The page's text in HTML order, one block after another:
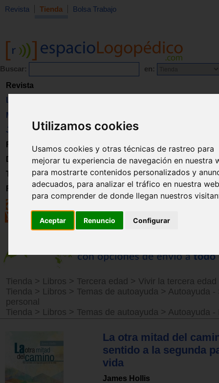
Utilizamos cookies
Usamos cookies y otras técnicas de rastreo para
mejorar tu experiencia de navegación en nuestra
para mostrarte contenidos personalizados y
adecuados, para analizar el tráfico en nuestra
para comprender de donde llegan nuestros
Aceptar Renuncio Configurar
Revista Tienda Bolsa Trabajo
Buscar: en:
Revista
Libros
Material
Juguetes
Formación
Directorio
Trabajo
Registro
Tienda > Libros > Tercera edad > Vivir la tercera edad
Tienda > Libros > Temas de autoayuda > Autoayuda -
personal
Tienda > Libros > Temas de autoayuda > Autoayuda -
La otra mitad del
sentido a la segunda
vida
James Hollis